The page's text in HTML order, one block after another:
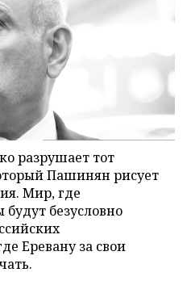
разрушает тот
Пашинян рисует
Мир, где
безусловно
Еревану за свои